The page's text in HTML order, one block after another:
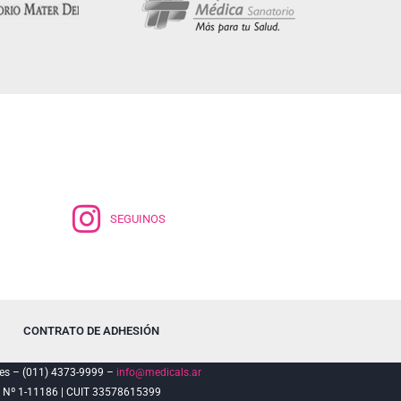
SEGUINOS
CONTRATO DE ADHESIÓN
– (011) 4373-9999 – info@medicals.ar
Nº 1-11186 | CUIT 33578615399